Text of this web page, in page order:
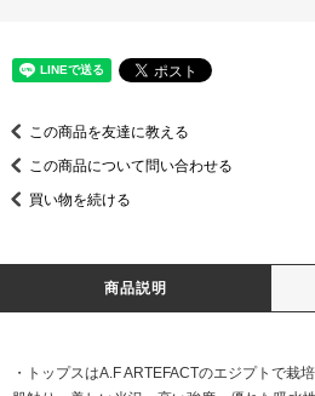
この商品を友達に教える
この商品について問い合わせる
買い物を続ける
商品説明
・トップスはA.F ARTEFACTのエジプトで栽